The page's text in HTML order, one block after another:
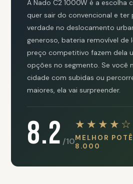
A Nado C2 1000W é a escolha
quer sair do convencional e ter
verdade no deslocamento
generoso, bateria removível de
preço competitivo fazem dela
opções no segmento. Se você
cidade com subidas ou
maiores, ela vai surpreender.
8.2/10
★★★★☆
MELHOR
8.000